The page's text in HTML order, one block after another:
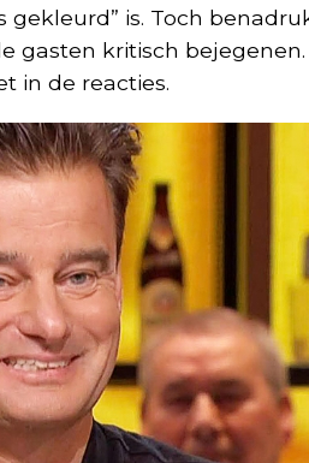
is. Toch
gasten kritisch
in de reacties.